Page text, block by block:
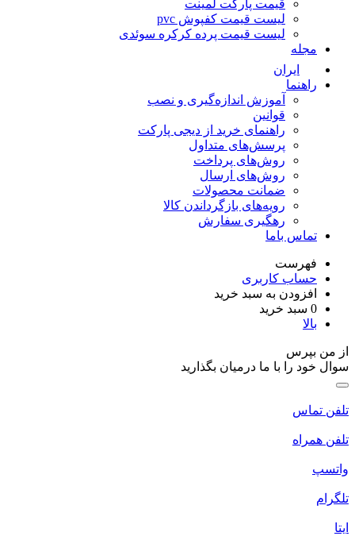
قیمت پارکت لمینت
لیست قیمت کفپوش pvc
لیست قیمت پرده کرکره سوئدی
مجله
ایران
راهنما
آموزش اندازه‌گیری و نصب
قوانین
راهنمای خرید از دیجی پارکت
پرسش‌های متداول
روش‌های پرداخت
روش‌های ارسال
ضمانت محصولات
رویه‌های بازگرداندن کالا
رهگیری سفارش
تماس باما
فهرست
حساب کاربری
افزودن به سبد خرید
سبد خرید
بالا
من بپرس
خود را با ما درمیان بگذارید
تماس
همراه